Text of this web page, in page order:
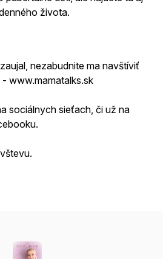
života.
nezabudnite ma navštíviť
www.mamatalks.sk
sociálnych sieťach, či už na